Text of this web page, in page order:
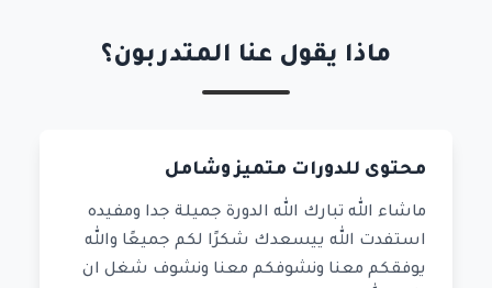
ماذا يقول عنا المتدربون؟
محتوى للدورات متميز وشامل
ماشاء الله تبارك الله الدورة جميلة جدا ومفيده
استفدت الله ييسعدك شكرًا لكم جميعًا والله
يوفقكم معنا ونشوفكم معنا ونشوف شغل ان